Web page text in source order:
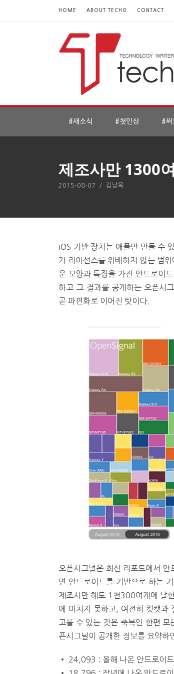
HOME ABOUT TECHG CONTACT
#새소식 #첫인상 #써
제조사만 1300
2015-08-07 / 김남욱
iOS 기반 장치는 애플만 만들 수
가 라이선스를 위배하지 않는 범
운 모양과 특징을 가진 안드로이
하고 그 결과를 공개하는 오픈시
곧 파편화로 이어진 탓이다.
오픈시그널은 최신 리포트에서
면 안드로이드를 기반으로 하는
제조사만 해도 1천300여개에 달
에 미치지 못하고, 여전히 킷캣과
고를 수 있는 것은 축복인 한편
픈시그널이 공개한 정보를 요약하
• 24,093 : 올해 나온 안드로이드